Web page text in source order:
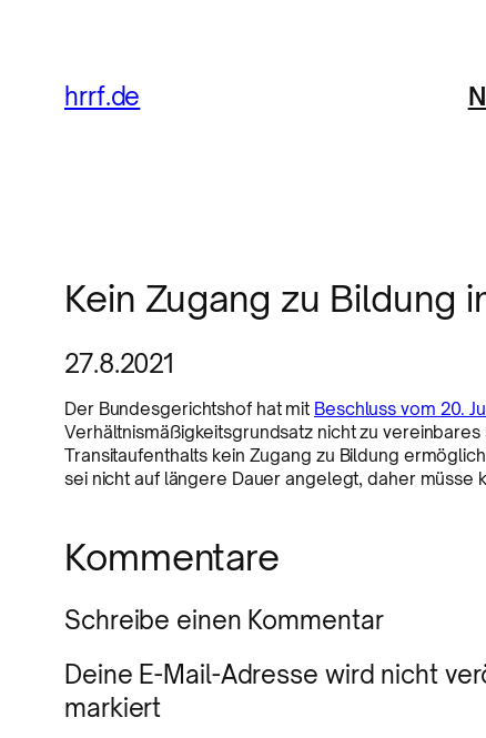
hrrf.de
Kein Zugang zu Bildung
27.8.2021
Der Bundesgerichtshof hat mit Beschluss vom 20.
Verhältnismäßigkeitsgrundsatz nicht zu
Transitaufenthalts kein Zugang zu Bildung
sei nicht auf längere Dauer angelegt, daher müsse
Kommentare
Schreibe einen Kommentar
Deine E-Mail-Adresse wird nicht
markiert